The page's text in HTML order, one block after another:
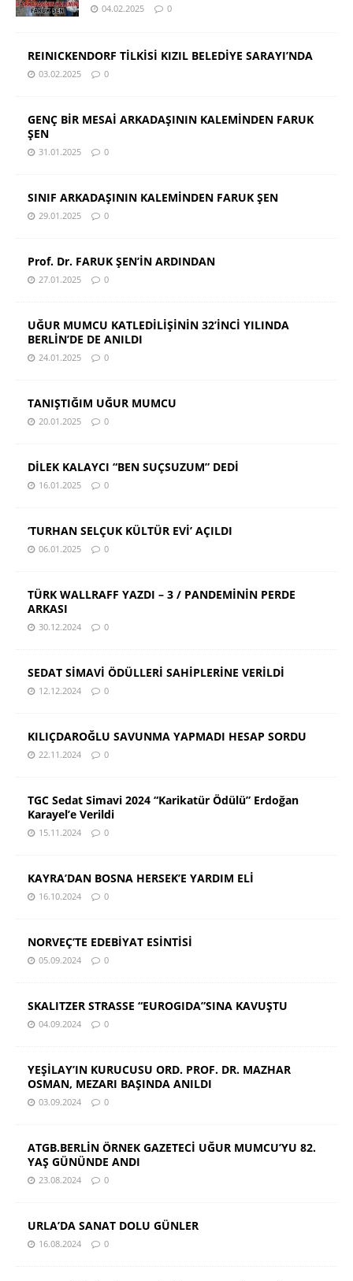
04.02.2025 0
REINICKENDORF TİLKİSİ KIZIL BELEDİYE SARAYI’NDA
03.02.2025 0
GENÇ BİR MESAİ ARKADAŞININ KALEMİNDEN FARUK
ŞEN
31.01.2025 0
SINIF ARKADAŞININ KALEMİNDEN FARUK ŞEN
29.01.2025 0
Prof. Dr. FARUK ŞEN’İN ARDINDAN
27.01.2025 0
UĞUR MUMCU KATLEDİLİŞİNİN 32’İNCİ YILINDA
BERLİN’DE DE ANILDI
24.01.2025 0
TANIŞTIĞIM UĞUR MUMCU
20.01.2025 0
DİLEK KALAYCI “BEN SUÇSUZUM” DEDİ
16.01.2025 0
‘TURHAN SELÇUK KÜLTÜR EVİ’ AÇILDI
06.01.2025 0
TÜRK WALLRAFF YAZDI – 3 / PANDEMİNİN PERDE
ARKASI
30.12.2024 0
SEDAT SİMAVİ ÖDÜLLERİ SAHİPLERİNE VERİLDİ
12.12.2024 0
KILIÇDAROĞLU SAVUNMA YAPMADI HESAP SORDU
22.11.2024 0
TGC Sedat Simavi 2024 “Karikatür Ödülü” Erdoğan
Karayel’e Verildi
15.11.2024 0
KAYRA’DAN BOSNA HERSEK’E YARDIM ELİ
16.10.2024 0
NORVEÇ’TE EDEBİYAT ESİNTİSİ
05.09.2024 0
SKALITZER STRASSE “EUROGIDA”SINA KAVUŞTU
04.09.2024 0
YEŞİLAY’IN KURUCUSU ORD. PROF. DR. MAZHAR
OSMAN, MEZARI BAŞINDA ANILDI
03.09.2024 0
ATGB.BERLİN ÖRNEK GAZETECİ UĞUR MUMCU’YU 82.
YAŞ GÜNÜNDE ANDI
23.08.2024 0
URLA’DA SANAT DOLU GÜNLER
16.08.2024 0